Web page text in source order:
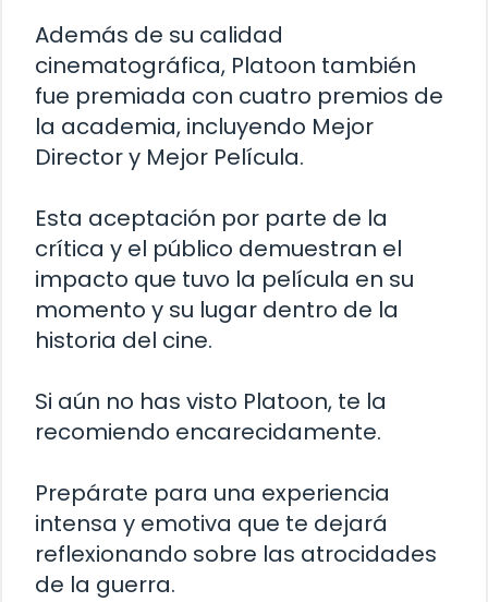
Además de su calidad
cinematográfica, Platoon también
fue premiada con cuatro premios de
la academia, incluyendo Mejor
Director y Mejor Película.
Esta aceptación por parte de la
crítica y el público demuestran el
impacto que tuvo la película en su
momento y su lugar dentro de la
historia del cine.
Si aún no has visto Platoon, te la
recomiendo encarecidamente.
Prepárate para una experiencia
intensa y emotiva que te dejará
reflexionando sobre las atrocidades
de la guerra.